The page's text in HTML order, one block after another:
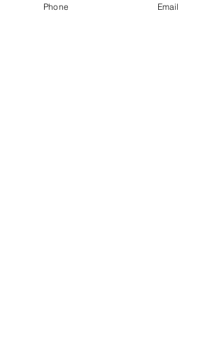
Phone Email